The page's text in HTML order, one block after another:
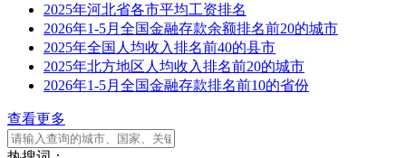
2025年河北省各市平均工资排名
2026年1-5月全国金融存款余额排名前20的城市
2025年全国人均收入排名前40的县市
2025年北方地区人均收入排名前20的城市
2026年1-5月全国金融存款排名前10的省份
查看更多